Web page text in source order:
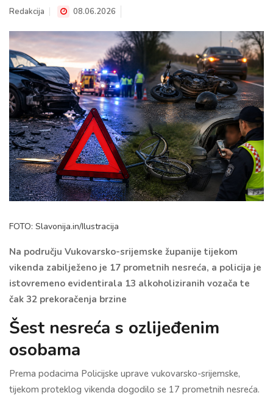
Redakcija 08.06.2026
FOTO: Slavonija.in/Ilustracija
Na području Vukovarsko-srijemske županije tijekom
vikenda zabilježeno je 17 prometnih nesreća, a policija je
istovremeno evidentirala 13 alkoholiziranih vozača te
čak 32 prekoračenja brzine
Šest nesreća s ozlijeđenim
osobama
Prema podacima Policijske uprave vukovarsko-srijemske,
tijekom proteklog vikenda dogodilo se 17 prometnih nesreća.